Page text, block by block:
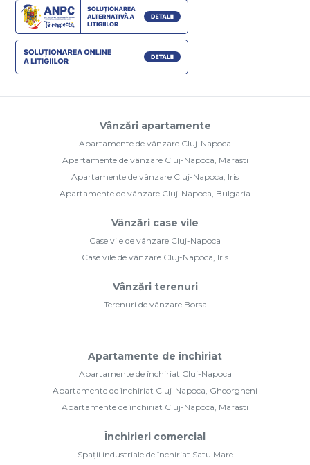
Vânzări apartamente
Apartamente de vânzare Cluj-Napoca
Apartamente de vânzare Cluj-Napoca, Marasti
Apartamente de vânzare Cluj-Napoca, Iris
Apartamente de vânzare Cluj-Napoca, Bulgaria
Vânzări case vile
Case vile de vânzare Cluj-Napoca
Case vile de vânzare Cluj-Napoca, Iris
Vânzări terenuri
Terenuri de vânzare Borsa
Apartamente de închiriat
Apartamente de închiriat Cluj-Napoca
Apartamente de închiriat Cluj-Napoca, Gheorgheni
Apartamente de închiriat Cluj-Napoca, Marasti
Închirieri comercial
Spații industriale de închiriat Satu Mare